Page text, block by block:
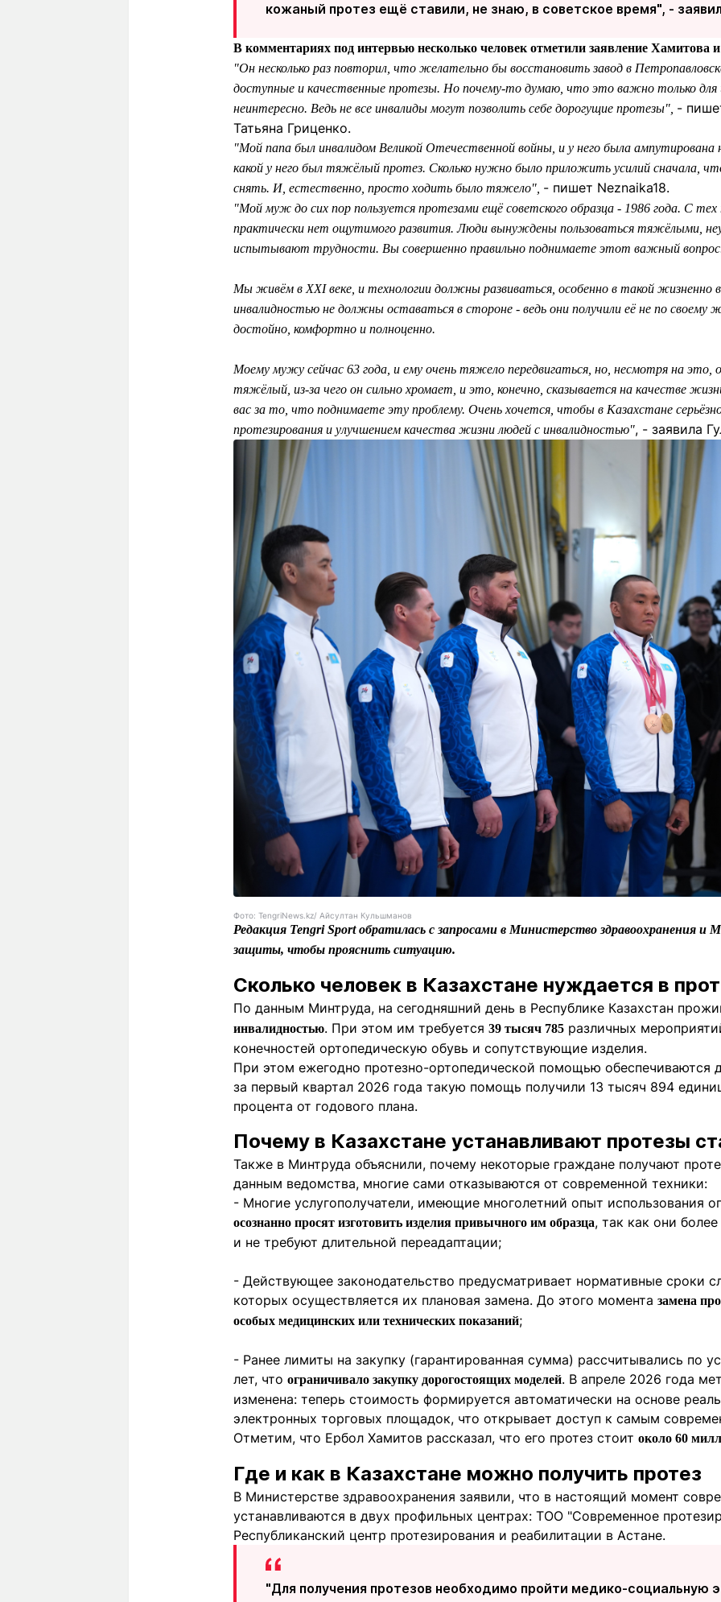
кожаный протез ещё ставили, не знаю, в советское время", -
В комментариях под интервью несколько человек отметили заявление Хамитова и
"Он несколько раз повторил, что желательно бы восстановить завод в
доступные и качественные протезы. Но почему-то думаю, что это важно только для
неинтересно. Ведь не все инвалиды могут позволить себе дорогущие протезы", -
Татьяна Гриценко.
"Мой папа был инвалидом Великой Отечественной войны, и у него была
какой у него был тяжёлый протез. Сколько нужно было приложить усилий сначала,
снять. И, естественно, просто ходить было тяжело", - пишет Neznaika18.
"Мой муж до сих пор пользуется протезами ещё советского образца - 1986 года. С
практически нет ощутимого развития. Люди вынуждены пользоваться тяжёлыми,
испытывают трудности. Вы совершенно правильно поднимаете этот важный
Мы живём в XXI веке, и технологии должны развиваться, особенно в такой
инвалидностью не должны оставаться в стороне - ведь они получили её не по
достойно, комфортно и полноценно.
Моему мужу сейчас 63 года, и ему очень тяжело передвигаться, но, несмотря на это,
тяжёлый, из-за чего он сильно хромает, и это, конечно, сказывается на качестве
вас за то, что поднимаете эту проблему. Очень хочется, чтобы в Казахстане
протезирования и улучшением качества жизни людей с инвалидностью", - заявила
Фото: TengriNews.kz/ Айсултан Кульшманов
Редакция Tengri Sport обратилась с запросами в Министерство здравоохранения и
защиты, чтобы прояснить ситуацию.
Сколько человек в Казахстане нуждается в
По данным Минтруда, на сегодняшний день в Республике Казахстан
инвалидностью. При этом им требуется 39 тысяч 785 различных
конечностей ортопедическую обувь и сопутствующие изделия.
При этом ежегодно протезно-ортопедической помощью обеспечиваются
за первый квартал 2026 года такую помощь получили 13 тысяч 894
процента от годового плана.
Почему в Казахстане устанавливают протезы
Также в Минтруда объяснили, почему некоторые граждане получают
данным ведомства, многие сами отказываются от современной техники:
- Многие услугополучатели, имеющие многолетний опыт использования
осознанно просят изготовить изделия привычного им образца, так как они
и не требуют длительной переадаптации;
- Действующее законодательство предусматривает нормативные сроки
которых осуществляется их плановая замена. До этого момента замена
особых медицинских или технических показаний;
- Ранее лимиты на закупку (гарантированная сумма) рассчитывались по
лет, что ограничивало закупку дорогостоящих моделей. В апреле 2026 года
изменена: теперь стоимость формируется автоматически на основе
электронных торговых площадок, что открывает доступ к самым
Отметим, что Ербол Хамитов рассказал, что его протез стоит около 60
Где и как в Казахстане можно получить протез
В Министерстве здравоохранения заявили, что в настоящий момент
устанавливаются в двух профильных центрах: ТОО "Современное
Республиканский центр протезирования и реабилитации в Астане.
"Для получения протезов необходимо пройти медико-социальную